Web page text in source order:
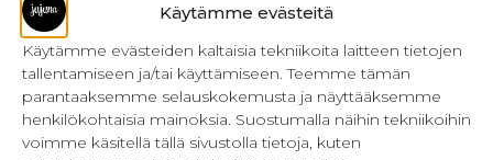
Käytämme evästeitä
Käytämme evästeiden kaltaisia tekniikoita laitteen tietojen
tallentamiseen ja/tai käyttämiseen. Teemme tämän
parantaaksemme selauskokemusta ja näyttääksemme
henkilökohtaisia mainoksia. Suostumalla näihin tekniikoihin
voimme käsitellä tällä sivustolla tietoja, kuten
Kulmikas pussukka kaava Särmä
Bokserikuminauhan ompelu
Metrivetoketjun käyttö
Metrivetoketjun lukon pujottaminen